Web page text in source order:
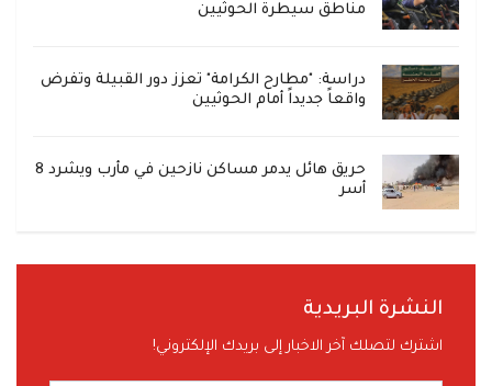
مناطق سيطرة الحوثيين
دراسة: "مطارح الكرامة" تعزز دور القبيلة وتفرض
واقعاً جديداً أمام الحوثيين
حريق هائل يدمر مساكن نازحين في مأرب ويشرد 8
أسر
النشرة البريدية
اشترك لتصلك آخر الاخبار إلى بريدك الإلكتروني!